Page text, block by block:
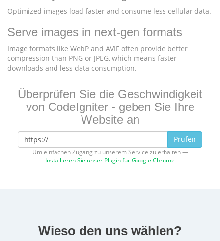
Optimized images load faster and consume less cellular data.
Serve images in next-gen formats
Image formats like WebP and AVIF often provide better
compression than PNG or JPEG, which means faster
downloads and less data consumption.
Überprüfen Sie die Geschwindigkeit
von CodeIgniter - geben Sie Ihre
Website an
Prüfen
Um einfachen Zugang zu unserem Service zu erhalten —
Installieren Sie unser Plugin für Google Chrome
Wieso den uns wählen?